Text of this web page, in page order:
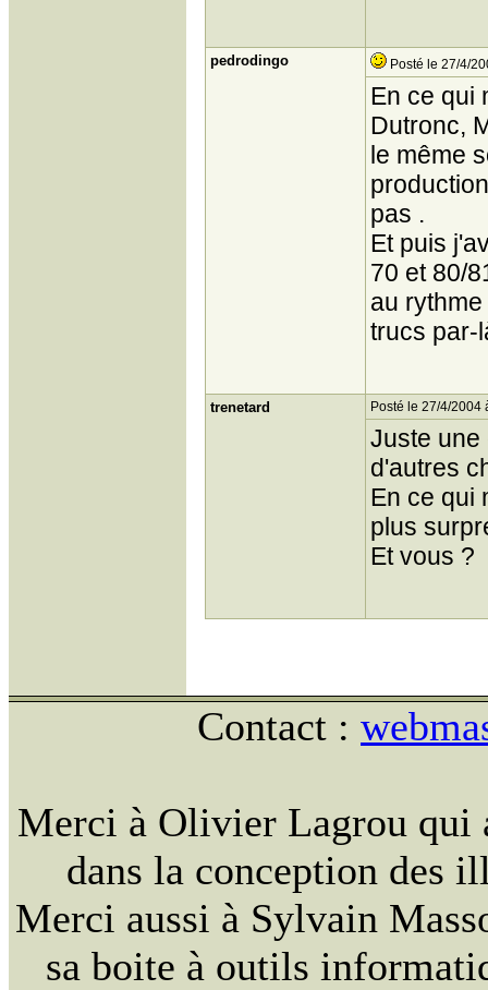
pedrodingo Posté le 27/4/
En ce qui
Dutronc,
le même
pas .
Et puis
70 et 80/
au
trucs par-
trenetard Posté le 27/4/2004
Juste une
d'autres
En ce qui
plus
Et vous ?
Contact :
Merci à Olivier Lagrou qui
dans la conception des
Merci aussi à Sylvain
sa boite à outils